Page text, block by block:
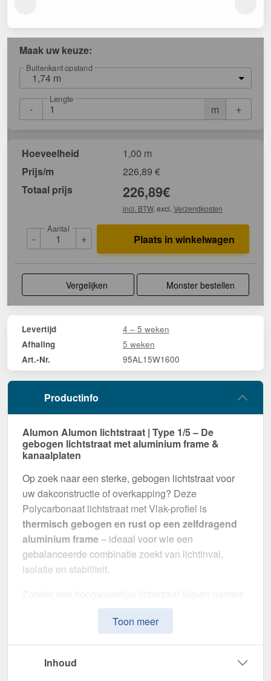
Maak uw keuze:
Buitenkant opstand
1,74 m
- m
Lengte
+
Hoeveelheid
1,00 m
Prijs/m
226,89 €
Totaal prijs
226,89€
incl. BTW, excl. Verzendkosten
-
Aantal
+ Plaats in winkelwagen
Vergelijken Monster bestellen
Levertijd 4 – 5 weken
Afhaling 5 weken
Art.-Nr. 95AL15W1600
Productinfo
Alumon Alumon lichtstraat | Type 1/5 – De
gebogen lichtstraat met aluminium frame &
kanaalplaten
Op zoek naar een sterke, gebogen lichtstraat voor
uw dakconstructie of overkapping? Deze
Polycarbonaat lichtstraat met Vlak-profiel is
thermisch gebogen en rust op een zelfdragend
aluminium frame– ideaal voor wie een
gebalanceerde combinatie zoekt van lichtinval,
isolatie en stabiliteit.
donker en gevoelig voor vochtproblemen. Dit
systeem is speciaal ontwikkeld om
perfect voor zowel kleine als grote projecten.
Toon meer
Inhoud